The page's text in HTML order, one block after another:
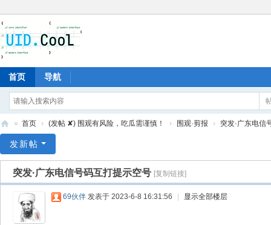
首页 导航
爱
» 首页 › (发帖 ✘) 围观有风险，吃瓜需谨慎！ › 围观·剪报 › 突发·广东电信
发新帖
突发·广东电信号码互打提示空号 [复制链接]
69伙伴 发表于 2023-6-8 16:31:56 显示全部楼层